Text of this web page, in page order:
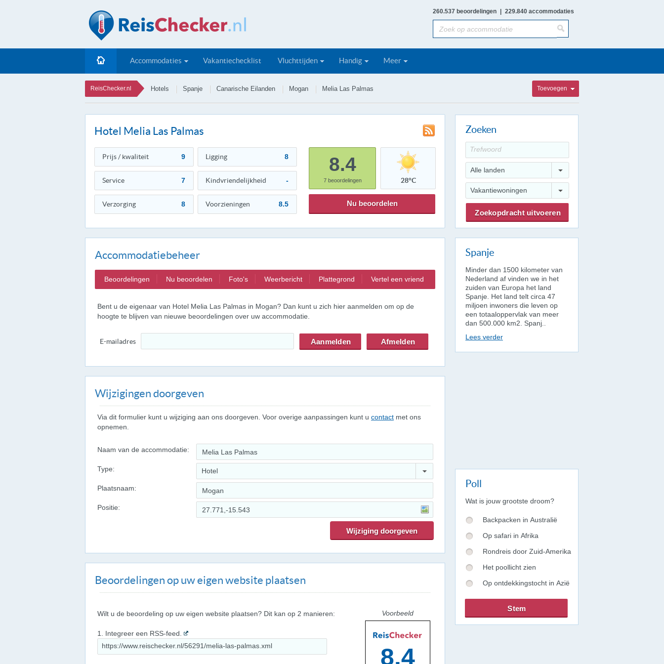
260.537 beoordelingen 229.840 accommodaties
Accommodaties Vakantiechecklist Vluchttijden Handig Meer
ReisChecker.nl Hotels Spanje Canarische Eilanden Mogan Melia Las Palmas Toevoegen
Hotel Melia Las Palmas
Prijs / kwaliteit 9 Ligging 8
Service 7 Kindvriendelijkheid -
Verzorging 8 Voorzieningen 8.5
8.4
7beoordelingen 28°C
Nu beoordelen
Accommodatiebeheer
Beoordelingen Nu beoordelen Foto's Weerbericht Plattegrond Vertel een vriend
Bent u de eigenaar van Hotel Melia Las Palmas in Mogan? Dan kunt u zich hier aanmelden om op de
hoogte te blijven van nieuwe beoordelingen over uw accommodatie.
E-mailadres
Wijzigingen doorgeven
Via dit formulier kunt u wijziging aan ons doorgeven. Voor overige aanpassingen kunt u contact met ons
opnemen.
Naam van de accommodatie:
Type: Hotel
Plaatsnaam:
Positie:
Beoordelingen op uw eigen website plaatsen
Voorbeeld
8.4
Wilt u de beoordeling op uw eigen website plaatsen? Dit kan op 2 manieren:
1. Integreer een RSS-feed.
Zoeken
Alle landen
Vakantiewoningen
Spanje
Minder dan 1500 kilometer van
Nederland af vinden we in het
zuiden van Europa het land
Spanje. Het land telt circa 47
miljoen inwoners die leven op
een totaaloppervlak van meer
dan 500.000 km2. Spanj..
Lees verder
Poll
Wat is jouw grootste droom?
Backpacken in Australië
Op safari in Afrika
Rondreis door Zuid-Amerika
Het poollicht zien
Op ontdekkingstocht in Azië